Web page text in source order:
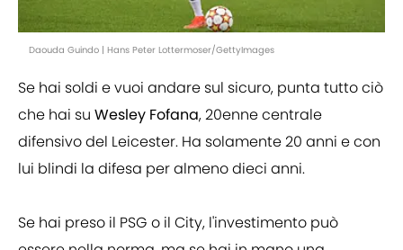
Daouda Guindo | Hans Peter Lottermoser/GettyImages
Se hai soldi e vuoi andare sul sicuro, punta tutto ciò
che hai su Wesley Fofana, 20enne centrale
difensivo del Leicester. Ha solamente 20 anni e con
lui blindi la difesa per almeno dieci anni.
Se hai preso il PSG o il City, l'investimento può